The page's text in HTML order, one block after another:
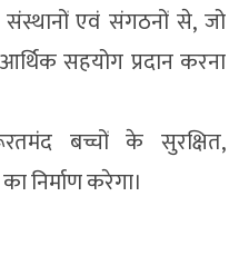
संस्थानों एवं संगठनों से, जो
सहयोग प्रदान करना
बच्चों के सुरक्षित,
निर्माण करेगा।